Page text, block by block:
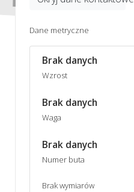
Dane metryczne
Brak danych
Wzrost
Brak danych
Waga
Brak danych
Numer buta
Brak wymiarów